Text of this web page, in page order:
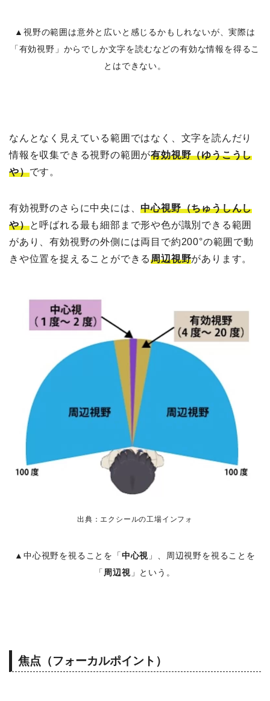
▲視野の範囲は意外と広いと感じるかもしれないが、実際は
「有効視野」からでしか文字を読むなどの有効な情報を得るこ
とはできない。
なんとなく見えている範囲ではなく、文字を読んだり
情報を収集できる視野の範囲が有効視野（ゆうこうし
や）です。
有効視野のさらに中央には、中心視野（ちゅうしんし
や）と呼ばれる最も細部まで形や色が識別できる範囲
があり、有効視野の外側には両目で約200°の範囲で動
きや位置を捉えることができる周辺視野があります。
出典：エクシールの工場インフォ
▲中心視野を視ることを「中心視 」、周辺視野を視ることを
「 周辺視」という。
焦点（フォーカルポイント）